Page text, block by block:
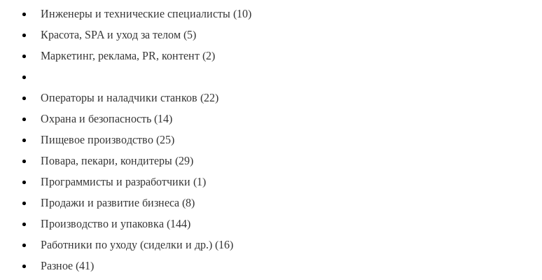
Инженеры и технические специалисты (10)
Красота, SPA и уход за телом (5)
Маркетинг, реклама, PR, контент (2)
Операторы и наладчики станков (22)
Охрана и безопасность (14)
Пищевое производство (25)
Повара, пекари, кондитеры (29)
Программисты и разработчики (1)
Продажи и развитие бизнеса (8)
Производство и упаковка (144)
Работники по уходу (сиделки и др.) (16)
Разное (41)